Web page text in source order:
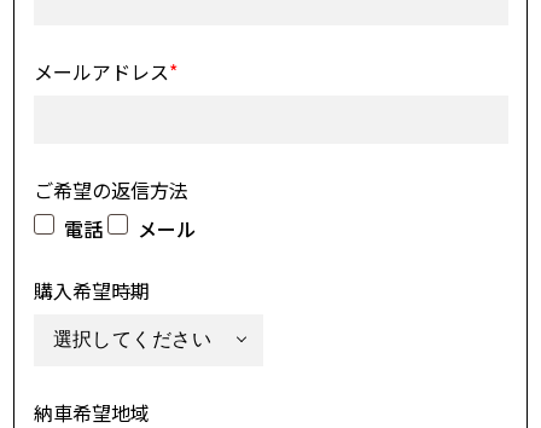
メールアドレス*
ご希望の返信方法
電話
メール
購入希望時期
納車希望地域